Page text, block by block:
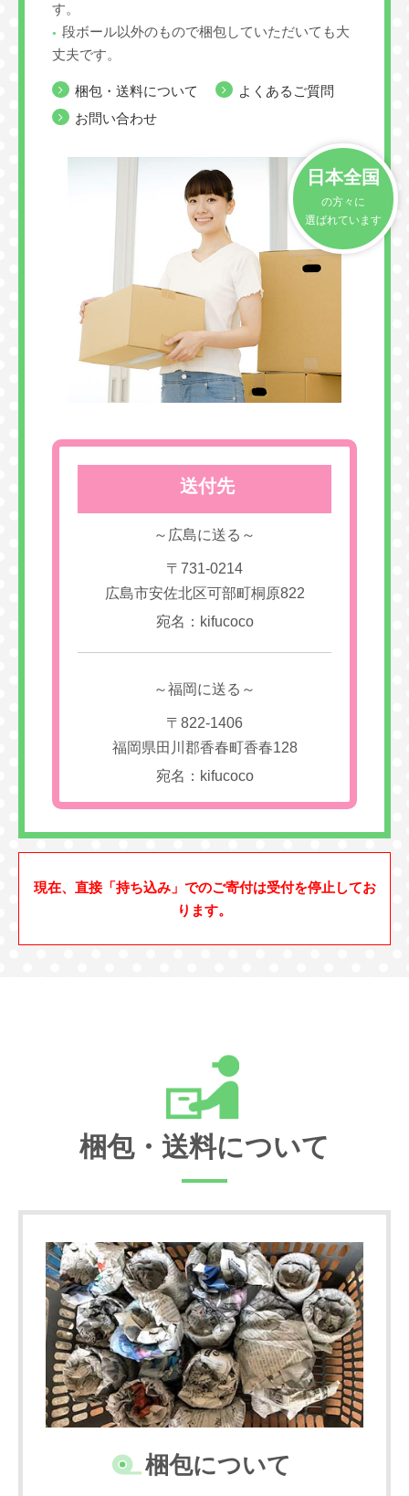
す。
段ボール以外のもので梱包していただいても大
丈夫です。
梱包・送料について
よくあるご質問
お問い合わせ
日本全国
の方々に
選ばれています
送付先
～広島に送る～
〒731-0214
広島市安佐北区可部町桐原822
宛名：kifucoco
～福岡に送る～
〒822-1406
福岡県田川郡香春町香春128
宛名：kifucoco
現在、直接「持ち込み」でのご寄付は受付を停止してお
ります。
梱包・送料について
梱包について